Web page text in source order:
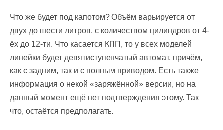
Что же будет под капотом? Объём варьируется от
двух до шести литров, с количеством цилиндров от 4-
ёх до 12-ти. Что касается КПП, то у всех моделей
линейки будет девятиступенчатый автомат, причём,
как с задним, так и с полным приводом. Есть также
информация о некой «заряжённой» версии, но на
данный момент ещё нет подтверждения этому. Так
что, остаётся предполагать.